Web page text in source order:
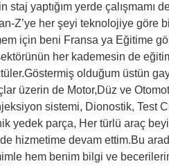
staj yaptığım yerde çalışmamı
Z’ye her şeyi teknolojiye göre
için beni Fransa ya Eğitime
her kademesin de
olduğum üstün
üzerin de Motor,Düz ve
sistemi, Dionostik, Test
yedek parça, Her türlü araç
hizmetime devam ettim.Bu
hem benim bilgi ve